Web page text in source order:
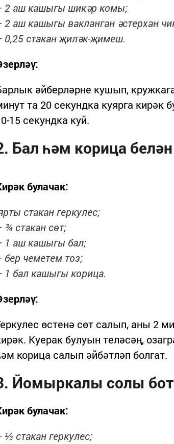
2 аш кашыгы шикәр комы;
2 аш кашыгы вакланган әстерхан
0,25 стакан җиләк-җимеш.
әйберләрне кушып,
та 20 секундка куярга кирәк
15 секундка куй.
Бал һәм корица
булачак:
стакан геркулес;
¾ стакан сөт;
1 аш кашыгы бал;
бер чеметем тоз;
1 бал кашыгы корица.
өстенә сөт салып, аны 2
Куерак булуын теләсәң,
корица салып әйбәтләп болгат.
Йомыркалы солы
булачак:
⅓ стакан геркулес;